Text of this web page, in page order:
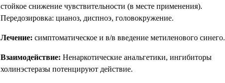
стойкое снижение чувствительности (в месте применения).
Передозировка: цианоз, диспноэ, головокружение.
Лечение: симптоматическое и в/в введение метиленового синего.
Взаимодействие: Ненаркотические анальгетики, ингибиторы
холинэстеразы потенцируют действие.